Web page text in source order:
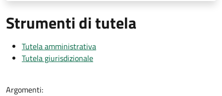
Strumenti di tutela
Tutela amministrativa
Tutela giurisdizionale
Argomenti: